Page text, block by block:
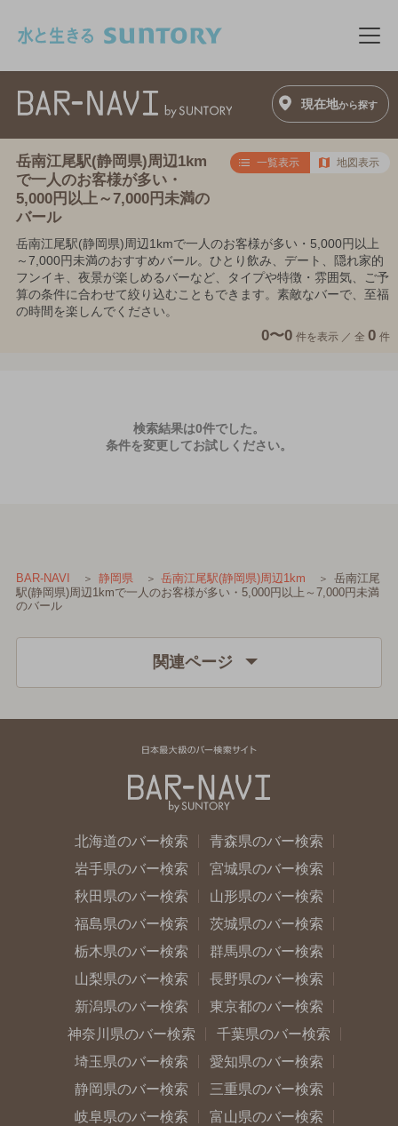
メ
現在地から探す
岳南江尾駅(静岡県)周辺1km
で一人のお客様が多い・
5,000円以上～7,000円未満の
バール
一覧表示 地図表示
岳南江尾駅(静岡県)周辺1kmで一人のお客様が多い・5,000円以上
～7,000円未満のおすすめバール。ひとり飲み、デート、隠れ家的
フンイキ、夜景が楽しめるバーなど、タイプや特徴・雰囲気、ご予
算の条件に合わせて絞り込むこともできます。素敵なバーで、至福
の時間を楽しんでください。
0〜0 件を表示 ／ 全 0 件
検索結果は0件でした。
条件を変更してお試しください。
BAR-NAVI 静岡県 岳南江尾駅(静岡県)周辺1km
岳南江尾
駅(静岡県)周辺1kmで一人のお客様が多い・5,000円以上～7,000円未満
のバール
関連ページ
北海道のバー検索
青森県のバー検索
岩手県のバー検索
宮城県のバー検索
秋田県のバー検索
山形県のバー検索
福島県のバー検索
茨城県のバー検索
栃木県のバー検索
群馬県のバー検索
山梨県のバー検索
長野県のバー検索
新潟県のバー検索
東京都のバー検索
神奈川県のバー検索
千葉県のバー検索
埼玉県のバー検索
愛知県のバー検索
静岡県のバー検索
三重県のバー検索
岐阜県のバー検索
富山県のバー検索